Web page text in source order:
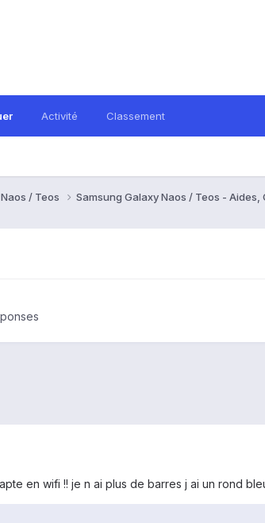
Activité Classement
/ Teos Samsung Galaxy Naos / Teos - Aides,
en wifi !! je n ai plus de barres j ai un rond